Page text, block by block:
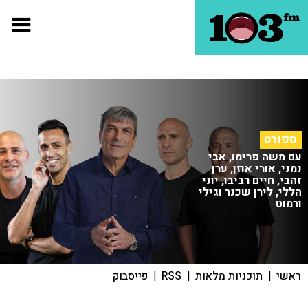
ספורט
עם משה פרימו, אבי
נמני, אורי אוזן, ערן
זהבי, חיים רביבו, יוני
הללי, לירן שכנר וגילי
ורמוט
ראשי | תוכניות מלאות |
RSS
| פייסבוק